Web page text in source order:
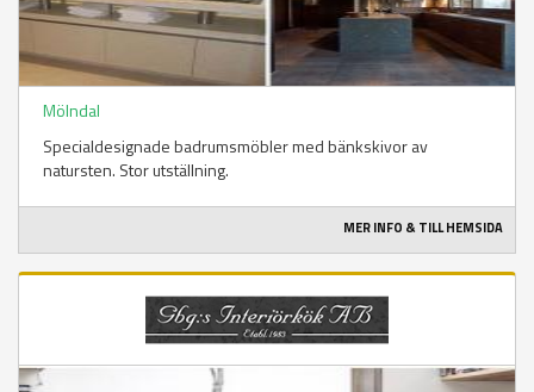
Mölndal
Specialdesignade badrumsmöbler med bänkskivor av
natursten. Stor utställning.
MER INFO & TILL HEMSIDA